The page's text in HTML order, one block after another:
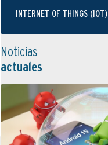
INTERNET OF THINGS (IOT)
Noticias
actuales